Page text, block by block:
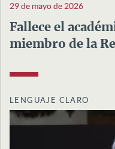
29 de mayo de 2026
Fallece el
miembro de la
LENGUAJE CLARO